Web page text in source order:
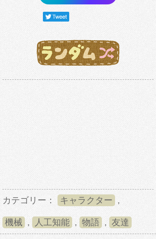
カテゴリー： キャラクター ,
機械 , 人工知能 , 物語 , 友達